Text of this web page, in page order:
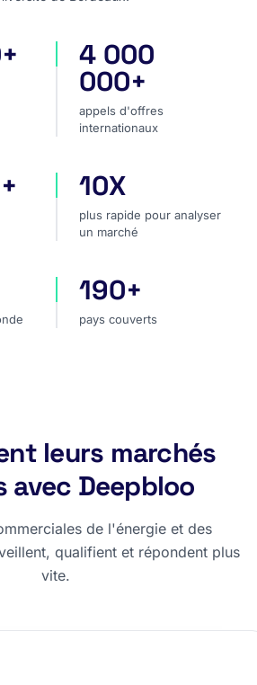
France appels d'offres
4 000
000+
appels d'offres
internationaux
plus rapide pour analyser
10X
plus rapide pour analyser
un marché
pays couverts
190+
pays couverts
leurs marchés
avec Deepbloo
de l'énergie et des
qualifient et répondent plus
vite.